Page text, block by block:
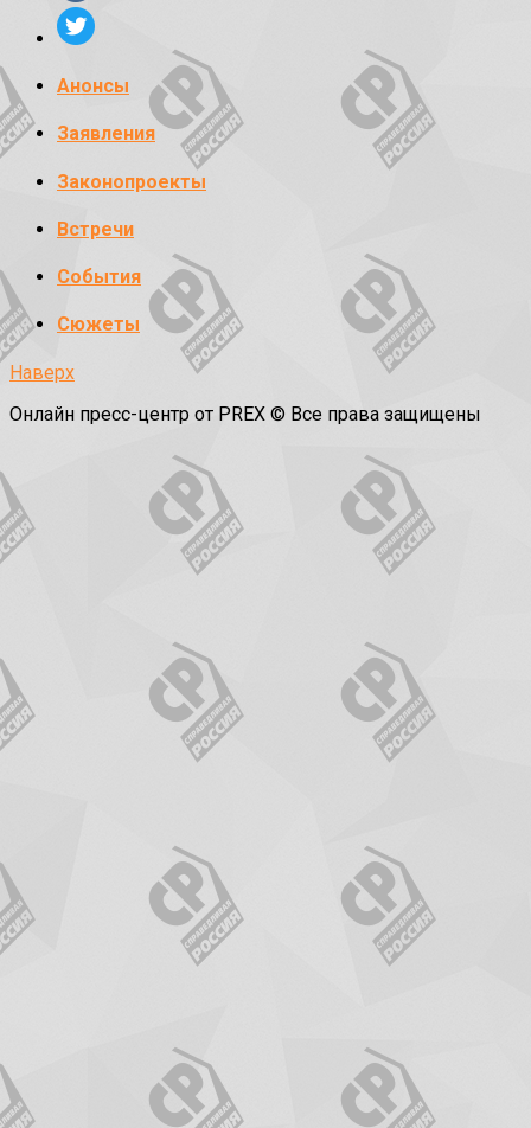
Анонсы
Заявления
Законопроекты
Встречи
События
Сюжеты
Наверх
Онлайн пресс-центр от PREX © Все права защищены